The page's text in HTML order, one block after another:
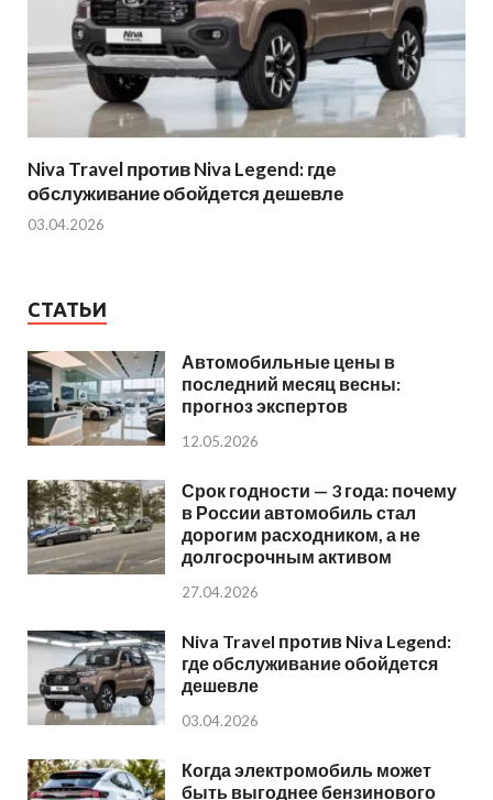
Niva Travel против Niva Legend: где
обслуживание обойдется дешевле
03.04.2026
СТАТЬИ
Автомобильные цены в
последний месяц весны:
прогноз экспертов
12.05.2026
Срок годности — 3 года: почему
в России автомобиль стал
дорогим расходником, а не
долгосрочным активом
27.04.2026
Niva Travel против Niva Legend:
где обслуживание обойдется
дешевле
03.04.2026
Когда электромобиль может
быть выгоднее бензинового